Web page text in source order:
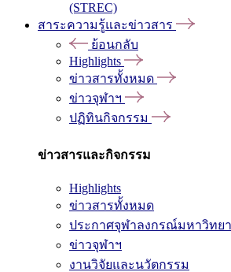
(STREC)
สาระความรู้และข่าวสาร
ย้อนกลับ
Highlights
ข่าวสารทั้งหมด
ข่าวจุฬาฯ
ปฏิทินกิจกรรม
ข่าวสารและกิจกรรม
Highlights
ข่าวสารทั้งหมด
ประกาศจุฬาลงกรณ์มหาวิทย
ข่าวจุฬาฯ
งานวิจัยและนวัตกรรม